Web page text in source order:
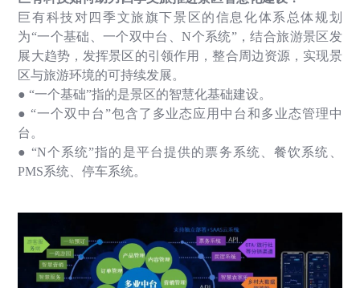
巨有科技对四季文旅旗下景区的信息化体系总体规划
为“一个基础、一个双中台、N个系统”，结合旅游景区发
展大趋势，发挥景区的引领作用，整合周边资源，实现景
区与旅游环境的可持续发展。
● “一个基础”指的是景区的智慧化基础建设。
● “一个双中台”包含了多业态应用中台和多业态管理中
台。
● “N个系统”指的是平台提供的票务系统、餐饮系统、
PMS系统、停车系统。